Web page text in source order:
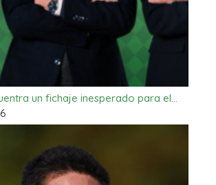
un fichaje inesperado para el…